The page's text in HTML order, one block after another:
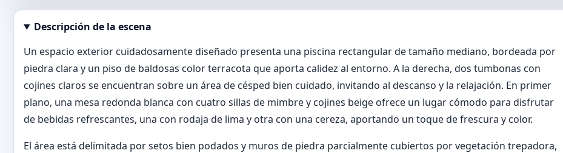
Abrir imagen en tamaño completo
Descripción de la escena
Un espacio exterior cuidadosamente diseñado presenta una piscina rectangular de tamaño mediano, bordeada por
piedra clara y un piso de baldosas color terracota que aporta calidez al entorno. A la derecha, dos tumbonas con
cojines claros se encuentran sobre un área de césped bien cuidado, invitando al descanso y la relajación. En primer
plano, una mesa redonda blanca con cuatro sillas de mimbre y cojines beige ofrece un lugar cómodo para disfrutar
de bebidas refrescantes, una con rodaja de lima y otra con una cereza, aportando un toque de frescura y color.
El área está delimitada por setos bien podados y muros de piedra parcialmente cubiertos por vegetación trepadora,